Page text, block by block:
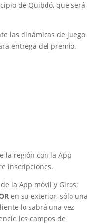
de Quibdó, que será
las dinámicas de juego
entrega del premio.
la región con la App
inscripciones.
la App móvil y Giros;
en su exterior, sólo una
lo sabrá una vez
los campos de